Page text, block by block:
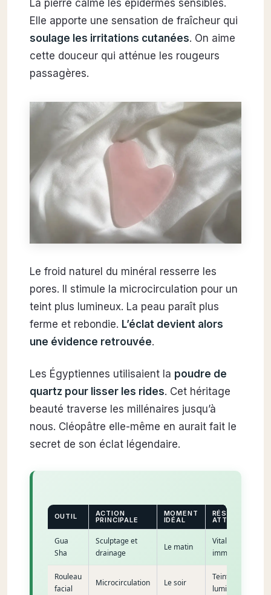
La pierre calme les épidermes sensibles.
Elle apporte une sensation de fraîcheur qui
soulage les irritations cutanées. On aime
cette douceur qui atténue les rougeurs
passagères.
Le froid naturel du minéral resserre les
pores. Il stimule la microcirculation pour un
teint plus lumineux. La peau paraît plus
ferme et rebondie. L’éclat devient alors
une évidence retrouvée.
Les Égyptiennes utilisaient la poudre de
quartz pour lisser les rides. Cet héritage
beauté traverse les millénaires jusqu’à
nous. Cléopâtre elle-même en aurait fait le
secret de son éclat légendaire.
OUTIL ACTION
PRINCIPALE
MOMENT
IDÉAL
RÉSULTAT
ATTENDU
Gua
Sha
Sculptage et
drainage
Le matin
Vitalité
immédiate
Rouleau
facial
Microcirculation Le soir
Teint
lumineux